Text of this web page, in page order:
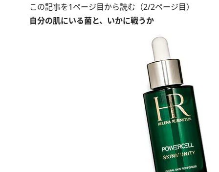
この記事を1ページ目から読む（2/2ページ目）
自分の肌にいる菌と、いかに戦うか